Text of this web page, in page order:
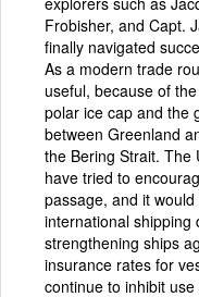
Frobisher, and Capt.
finally navigated
As a modern trade
useful, because of
polar ice cap and the
between Greenland
the Bering Strait. The
have tried to
passage, and it
international shipping
strengthening ships
insurance rates for
continue to inhibit